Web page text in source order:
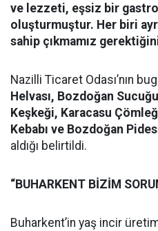
ve lezzeti, eşsiz bir
oluşturmuştur. Her biri
sahip çıkmamız
Nazilli Ticaret Odası’nın
Helvası, Bozdoğan
Keşkeği, Karacasu
Kebabı ve Bozdoğan
aldığı belirtildi.
“BUHARKENT BİZİM
Buharkent’in yaş incir